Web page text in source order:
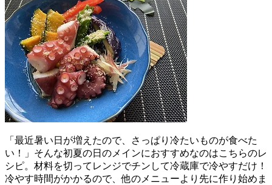
「最近暑い日が増えたので、さっぱり冷たいものが食べた
い！」そんな初夏の日のメインにおすすめなのはこちらのレ
シピ。材料を切ってレンジでチンして冷蔵庫で冷やすだけ！
冷やす時間がかかるので、他のメニューより先に作り始めま